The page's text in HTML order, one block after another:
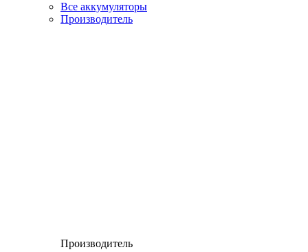
Все аккумуляторы
Производитель
Производитель